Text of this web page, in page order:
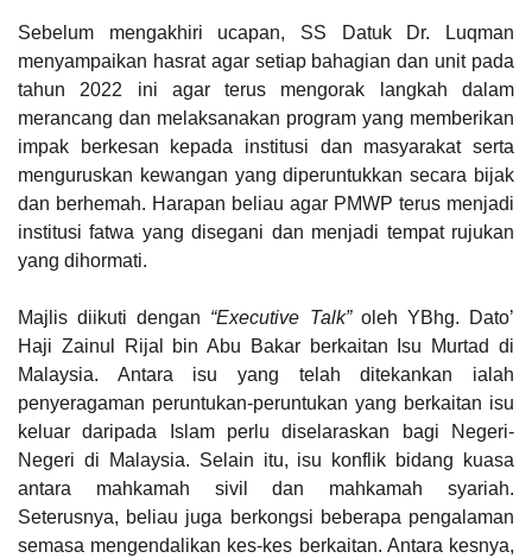
Sebelum mengakhiri ucapan, SS Datuk Dr. Luqman
menyampaikan hasrat agar setiap bahagian dan unit pada
tahun 2022 ini agar terus mengorak langkah dalam
merancang dan melaksanakan program yang memberikan
impak berkesan kepada institusi dan masyarakat serta
menguruskan kewangan yang diperuntukkan secara bijak
dan berhemah. Harapan beliau agar PMWP terus menjadi
institusi fatwa yang disegani dan menjadi tempat rujukan
yang dihormati.
Majlis diikuti dengan “Executive Talk” oleh YBhg. Dato’
Haji Zainul Rijal bin Abu Bakar berkaitan Isu Murtad di
Malaysia. Antara isu yang telah ditekankan ialah
penyeragaman peruntukan-peruntukan yang berkaitan isu
keluar daripada Islam perlu diselaraskan bagi Negeri-
Negeri di Malaysia. Selain itu, isu konflik bidang kuasa
antara mahkamah sivil dan mahkamah syariah.
Seterusnya, beliau juga berkongsi beberapa pengalaman
semasa mengendalikan kes-kes berkaitan. Antara kesnya,